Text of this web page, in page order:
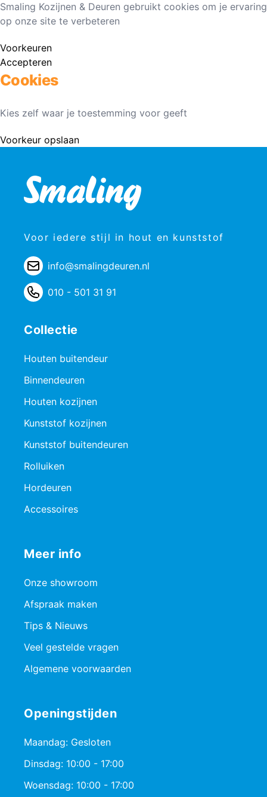
Smaling Kozijnen & Deuren gebruikt cookies om je ervaring
op onze site te verbeteren
Voorkeuren
Accepteren
Cookies
Kies zelf waar je toestemming voor geeft
Voorkeur opslaan
Voor iedere stijl in hout en kunststof
info@smalingdeuren.nl
010 - 501 31 91
Collectie
Houten buitendeur
Binnendeuren
Houten kozijnen
Kunststof kozijnen
Kunststof buitendeuren
Rolluiken
Hordeuren
Accessoires
Meer info
Onze showroom
Afspraak maken
Tips & Nieuws
Veel gestelde vragen
Algemene voorwaarden
Openingstijden
Maandag: Gesloten
Dinsdag: 10:00 - 17:00
Woensdag: 10:00 - 17:00